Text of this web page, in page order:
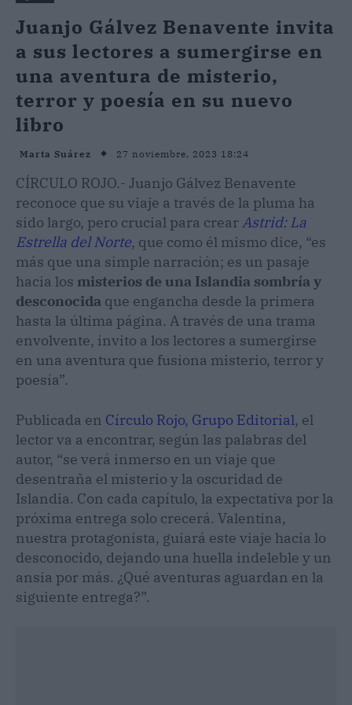
Juanjo Gálvez Benavente invita
a sus lectores a sumergirse en
una aventura de misterio,
terror y poesía en su nuevo
libro
Marta Suárez 27 noviembre, 2023 18:24
CÍRCULO ROJO.- Juanjo Gálvez Benavente
reconoce que su viaje a través de la pluma ha
sido largo, pero crucial para crearAstrid: La
Estrella del Norte, que como él mismo dice, “es
más que una simple narración; es un pasaje
hacia los misterios de una Islandia sombría y
desconocida que engancha desde la primera
hasta la última página. A través de una trama
envolvente, invito a los lectores a sumergirse
en una aventura que fusiona misterio, terror y
poesía”.
Publicada en Círculo Rojo, Grupo Editorial, el
lector va a encontrar, según las palabras del
autor, “se verá inmerso en un viaje que
desentraña el misterio y la oscuridad de
Islandia. Con cada capítulo, la expectativa por la
próxima entrega solo crecerá. Valentina,
nuestra protagonista, guiará este viaje hacia lo
desconocido, dejando una huella indeleble y un
ansia por más. ¿Qué aventuras aguardan en la
siguiente entrega?”.